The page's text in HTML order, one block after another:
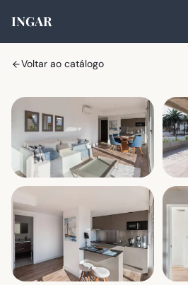
INGAR
Voltar ao catálogo